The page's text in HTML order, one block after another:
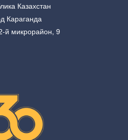
Казахстан
Караганда
й микрорайон, 9